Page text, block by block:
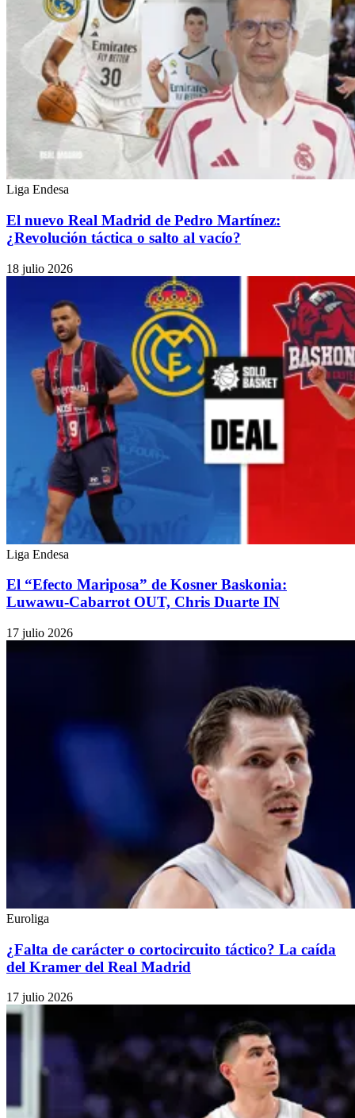
Liga Endesa
El nuevo Real Madrid de Pedro Martínez:
¿Revolución táctica o salto al vacío?
18 julio 2026
Liga Endesa
El “Efecto Mariposa” de Kosner Baskonia:
Luwawu-Cabarrot OUT, Chris Duarte IN
17 julio 2026
Euroliga
¿Falta de carácter o cortocircuito táctico? La caída
del Kramer del Real Madrid
17 julio 2026